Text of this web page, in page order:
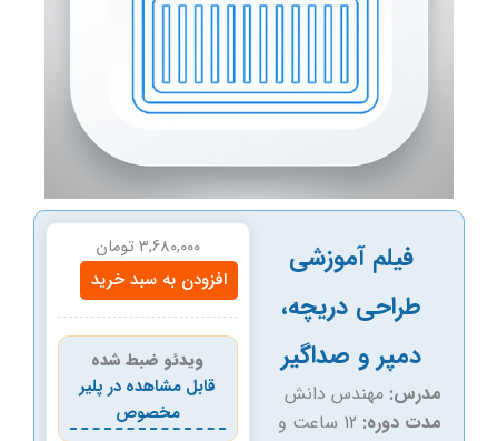
فیلم آموزشی
طراحی دریچه،
دمپر و صداگیر
مدرس:مهندس دانش
مدت دوره:
12 ساعت و
3,680,000تومان
آموزشی
طراحی
دریچه،
عدد
افزودن به سبد خرید
ویدئو ضبط شده
قابل مشاهده در پلیر
مخصوص